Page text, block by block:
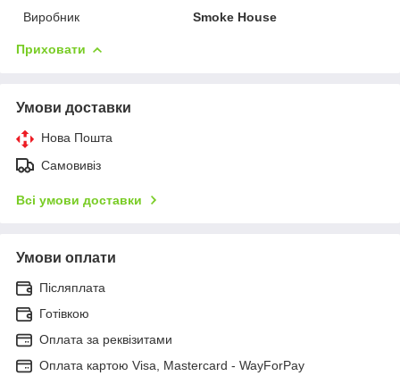
Виробник
Smoke House
Приховати
Умови доставки
Нова Пошта
Самовивіз
Всі умови доставки
Умови оплати
Післяплата
Готівкою
Оплата за реквізитами
Оплата картою Visa, Mastercard - WayForPay